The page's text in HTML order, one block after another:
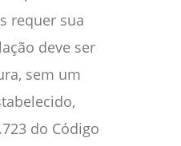
requer sua
deve ser
sem um
do Código